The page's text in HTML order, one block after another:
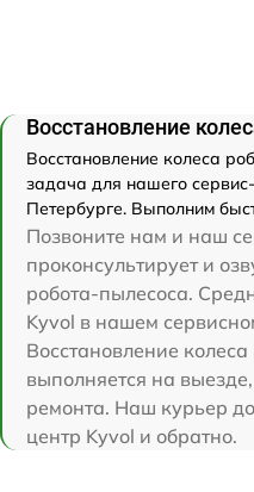
Восстановление
Восстановление колеса
задача для нашего
Петербурге. Выполним
Позвоните нам и наш
проконсультирует и
робота-пылесоса.
Kyvol в нашем
Восстановление
выполняется на
ремонта. Наш курьер
центр Kyvol и обратно.